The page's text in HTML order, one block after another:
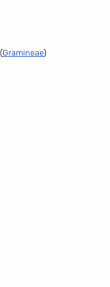
(Gramineae)